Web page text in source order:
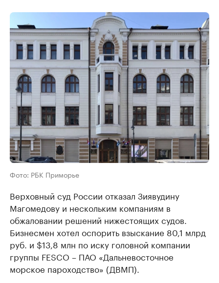
Фото: РБК Приморье
Верховный суд России отказал Зиявудину
Магомедову и нескольким компаниям в
обжаловании решений нижестоящих судов.
Бизнесмен хотел оспорить взыскание 80,1 млрд
руб. и $13,8 млн по иску головной компании
группы FESCO – ПАО «Дальневосточное
морское пароходство» (ДВМП).